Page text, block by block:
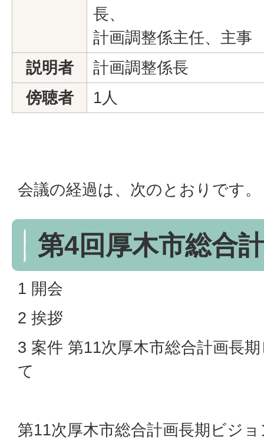
長、
計画調整係主任、主事
説明者
計画調整係長
傍聴者
1人
会議の経過は、次のとおりです。
第4回厚木市総合
1 開会
2 挨拶
3 案件 第11次厚木市総合計画長
て
第11次厚木市総合計画長期ビジ